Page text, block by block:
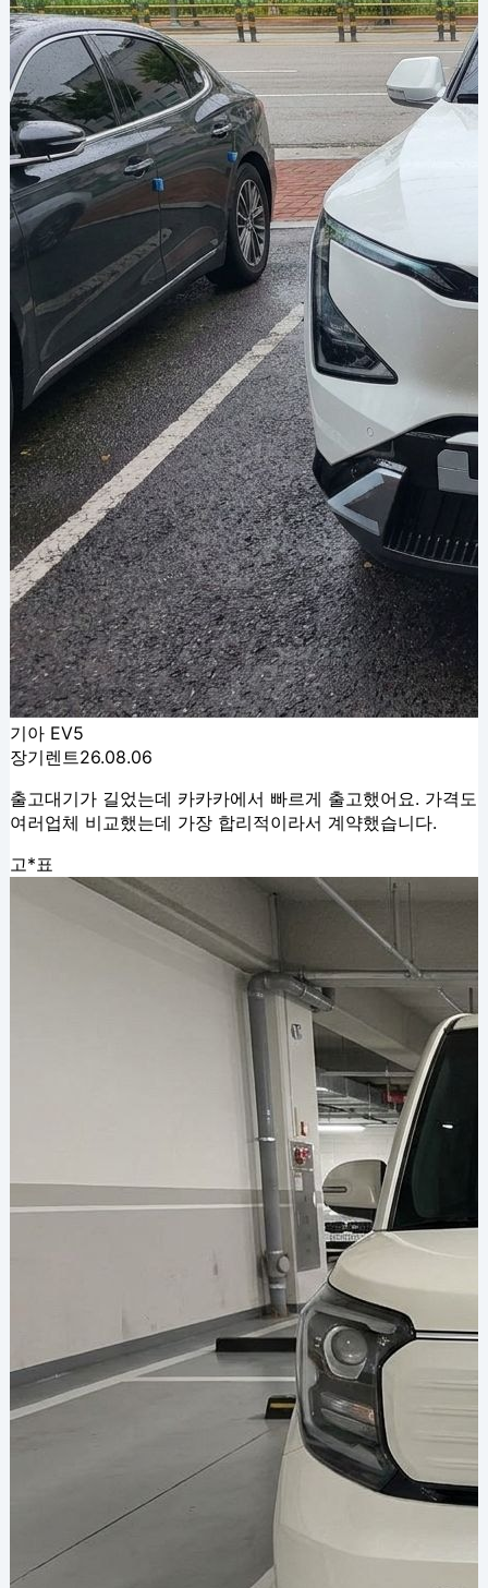
기아 EV5
장기렌트26.08.06
출고대기가 길었는데 카카카에서 빠르게 출고했어요. 가격도
여러업체 비교했는데 가장 합리적이라서 계약했습니다.
고*표